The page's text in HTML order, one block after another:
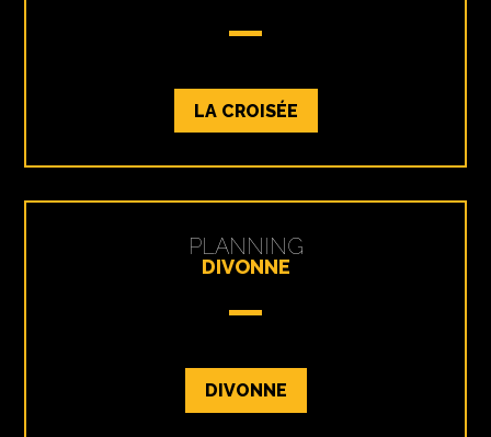
LA CROISÉE
PLANNING
DIVONNE
DIVONNE